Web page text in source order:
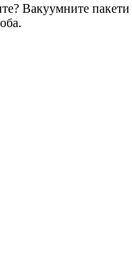
Вакуумните